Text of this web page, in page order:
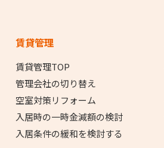
賃貸管理
賃貸管理TOP
管理会社の切り替え
空室対策リフォーム
入居時の一時金減額の検討
入居条件の緩和を検討する